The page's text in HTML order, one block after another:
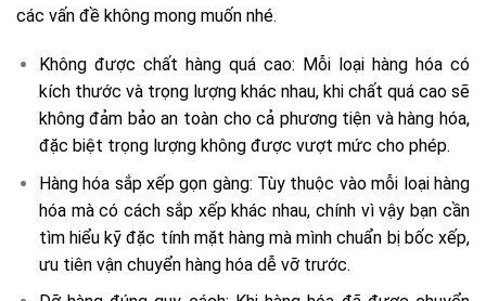
các vấn đề không mong muốn nhé.
Không được chất hàng quá cao: Mỗi loại hàng hóa có
kích thước và trọng lượng khác nhau, khi chất quá cao sẽ
không đảm bảo an toàn cho cả phương tiện và hàng hóa,
đặc biệt trọng lượng không được vượt mức cho phép.
Hàng hóa sắp xếp gọn gàng: Tùy thuộc vào mỗi loại hàng
hóa mà có cách sắp xếp khác nhau, chính vì vậy bạn cần
tìm hiểu kỹ đặc tính mặt hàng mà mình chuẩn bị bốc xếp,
ưu tiên vận chuyển hàng hóa dễ vỡ trước.